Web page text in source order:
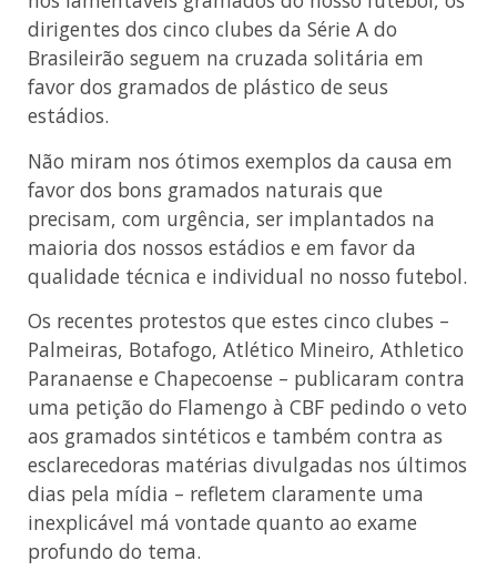
dirigentes dos cinco clubes da Série A do
Brasileirão seguem na cruzada solitária em
favor dos gramados de plástico de seus
estádios.
Não miram nos ótimos exemplos da causa em
favor dos bons gramados naturais que
precisam, com urgência, ser implantados na
maioria dos nossos estádios e em favor da
qualidade técnica e individual no nosso futebol.
Os recentes protestos que estes cinco clubes –
Palmeiras, Botafogo, Atlético Mineiro, Athletico
Paranaense e Chapecoense – publicaram contra
uma petição do Flamengo à CBF pedindo o veto
aos gramados sintéticos e também contra as
esclarecedoras matérias divulgadas nos últimos
dias pela mídia – refletem claramente uma
inexplicável má vontade quanto ao exame
profundo do tema.